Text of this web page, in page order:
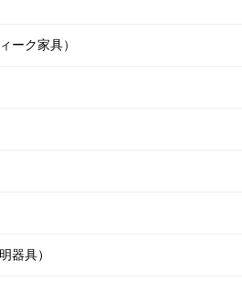
ーク家具）
器具）